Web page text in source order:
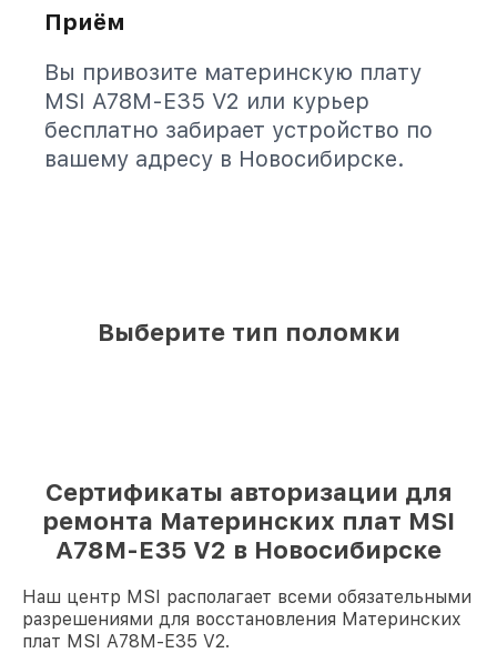
Приём
Вы привозите материнскую плату
MSI A78M-E35 V2 или курьер
бесплатно забирает устройство по
вашему адресу в Новосибирске.
Выберите тип поломки
Сертификаты авторизации для
ремонта Материнских плат MSI
A78M-E35 V2 в Новосибирске
Наш центр MSI располагает всеми обязательными
разрешениями для восстановления Материнских
плат MSI A78M-E35 V2.